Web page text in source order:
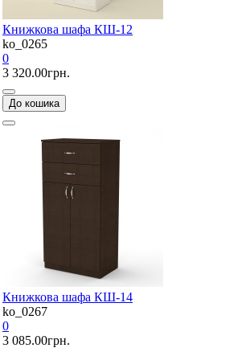
Книжкова шафа КШ-12
ko_0265
0
3 320.00грн.
До кошика
Книжкова шафа КШ-14
ko_0267
0
3 085.00грн.